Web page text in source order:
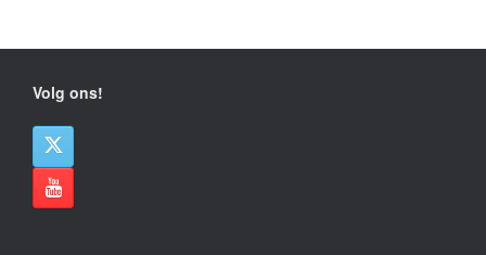
Volg ons!